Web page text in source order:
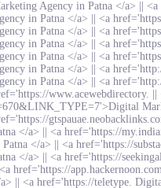
Agency in Patna </a> ||
in Patna </a> || <a
in Patna </a> || <a
in Patna </a> || <a
in Patna </a> || <a
in Patna </a> || <a
in Patna </a> || <a
www.acewebdirectory.
</a> || <a href='https://
</a> || <a href='https://
</a> || <a href='https://
<a href='https://
|| <a href='https://teletype.